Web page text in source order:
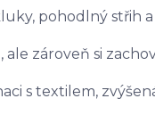
pohodlný střih
zároveň si
s textilem,